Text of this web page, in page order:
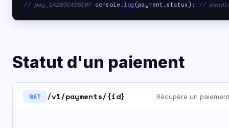
// pay_1A2B3C4D5E6Fconsole.log (payment.status); //
Statut d'un paiement
GET /v1/payments/{id} Récupère un